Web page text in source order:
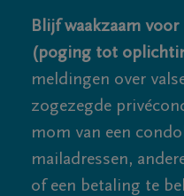
Blijf waakzaam
(poging tot
meldingen over
zogezegde
mom van een
mailadressen,
of een betaling te